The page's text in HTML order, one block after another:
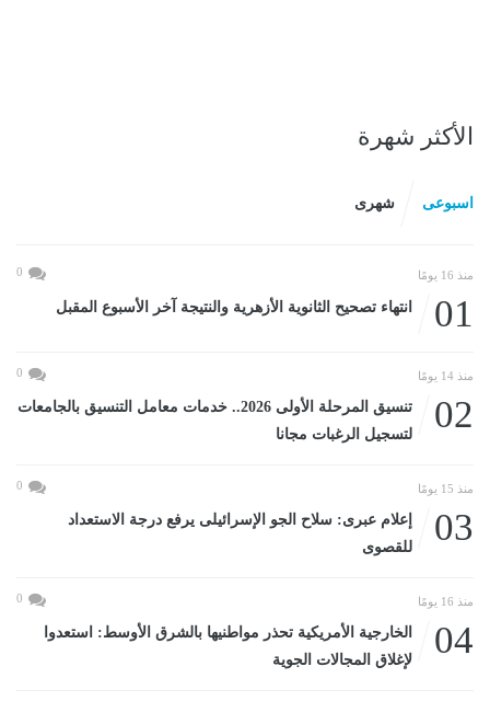
الأكثر شهرة
اسبوعى شهرى
منذ 16 يومًا 0
01 انتهاء تصحيح الثانوية الأزهرية والنتيجة آخر الأسبوع المقبل
منذ 14 يومًا 0
02
تنسيق المرحلة الأولى 2026.. خدمات معامل التنسيق بالجامعات
لتسجيل الرغبات مجانا
منذ 15 يومًا 0
03
إعلام عبرى: سلاح الجو الإسرائيلى يرفع درجة الاستعداد
للقصوى
منذ 16 يومًا 0
04
الخارجية الأمريكية تحذر مواطنيها بالشرق الأوسط: استعدوا
لإغلاق المجالات الجوية